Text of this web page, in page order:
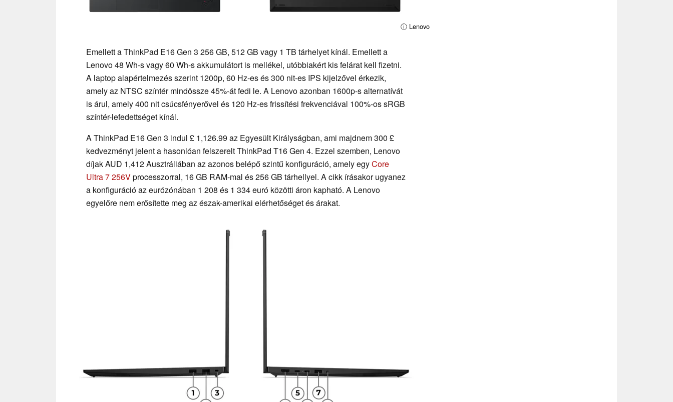
ⓘ Lenovo
Emellett a ThinkPad E16 Gen 3 256 GB, 512 GB vagy 1 TB tárhelyet kínál. Emellett a
Lenovo 48 Wh-s vagy 60 Wh-s akkumulátort is mellékel, utóbbiakért kis felárat kell fizetni.
A laptop alapértelmezés szerint 1200p, 60 Hz-es és 300 nit-es IPS kijelzővel érkezik,
amely az NTSC színtér mindössze 45%-át fedi le. A Lenovo azonban 1600p-s alternatívát
is árul, amely 400 nit csúcsfényerővel és 120 Hz-es frissítési frekvenciával 100%-os sRGB
színtér-lefedettséget kínál.
A ThinkPad E16 Gen 3 indul £ 1,126.99 az Egyesült Királyságban, ami majdnem 300 £
kedvezményt jelent a hasonlóan felszerelt ThinkPad T16 Gen 4. Ezzel szemben, Lenovo
díjak AUD 1,412 Ausztráliában az azonos belépő szintű konfiguráció, amely egyCore
Ultra 7 256Vprocesszorral, 16 GB RAM-mal és 256 GB tárhellyel. A cikk írásakor ugyanez
a konfiguráció az eurózónában 1 208 és 1 334 euró közötti áron kapható. A Lenovo
egyelőre nem erősítette meg az észak-amerikai elérhetőséget és árakat.